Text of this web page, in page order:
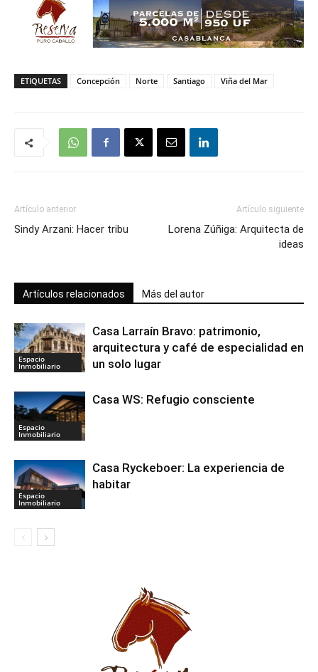
ETIQUETAS Concepción Norte Santiago Viña del Mar
Artículo anterior
Sindy Arzani: Hacer tribu
Artículo siguiente
Lorena Zúñiga: Arquitecta de
ideas
Artículos relacionados Más del autor
Espacio
Inmobiliario
Casa Larraín Bravo: patrimonio,
arquitectura y café de especialidad en
un solo lugar
Espacio
Inmobiliario
Casa WS: Refugio consciente
Espacio
Inmobiliario
Casa Ryckeboer: La experiencia de
habitar